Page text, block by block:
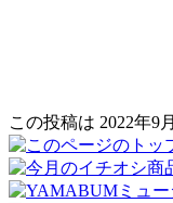
この投稿は 2022年9